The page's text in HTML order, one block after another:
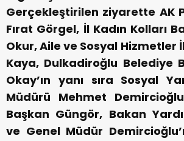
Gerçekleştirilen ziyarette AK
Fırat Görgel, İl Kadın Kolları
Okur, Aile ve Sosyal Hizmetler
Kaya, Dulkadiroğlu Belediye
Okay’ın yanı sıra Sosyal
Müdürü Mehmet
Başkan Güngör, Bakan
ve Genel Müdür